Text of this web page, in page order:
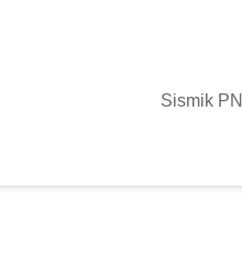
Sismik